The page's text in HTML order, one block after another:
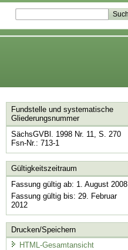
Fundstelle und systematische
Gliederungsnummer
SächsGVBl. 1998 Nr. 11, S. 270
Fsn-Nr.: 713-1
Gültigkeitszeitraum
Fassung gültig ab: 1. August 2008
Fassung gültig bis: 29. Februar
2012
Drucken/Speichern
HTML-Gesamtansicht